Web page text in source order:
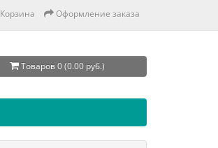
Корзина Оформление заказа
Товаров 0 (0.00 руб.)